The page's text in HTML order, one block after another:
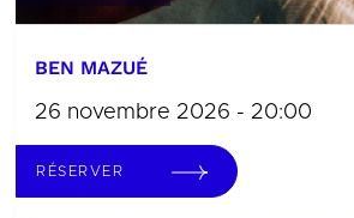
BEN MAZUÉ
26 novembre 2026 - 20:00
RÉSERVER